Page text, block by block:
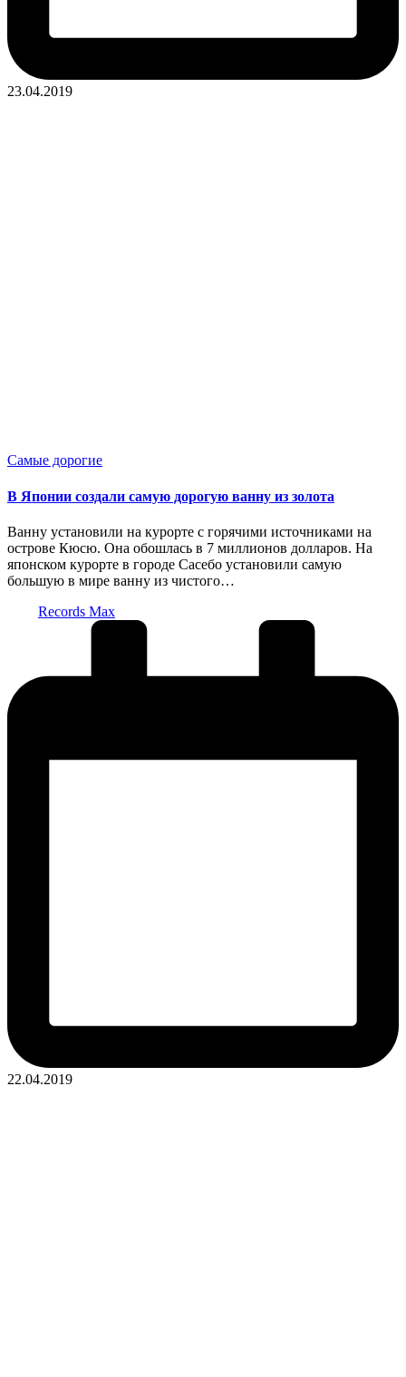
23.04.2019
Опубликовано
Самые дорогие
В Японии создали самую дорогую ванну из золота
Ванну установили на курорте с горячими источниками на
острове Кюсю. Она обошлась в 7 миллионов долларов. На
японском курорте в городе Сасебо установили самую
большую в мире ванну из чистого…
Records Max
22.04.2019